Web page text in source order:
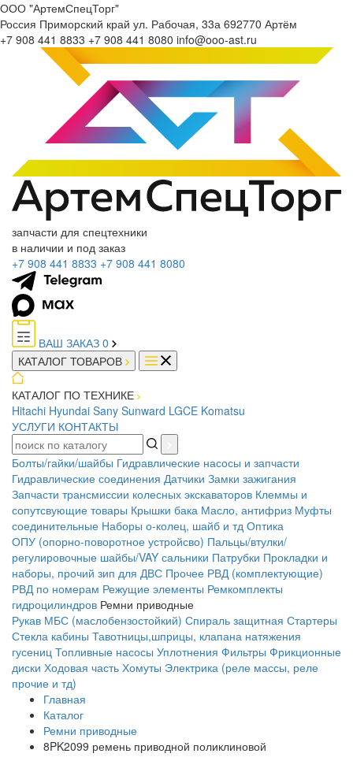
ООО "АртемСпецТорг"
Россия Приморский край ул. Рабочая, 33а 692770 Артём
+7 908 441 8833 +7 908 441 8080 info@ooo-ast.ru
запчасти для спецтехники
в наличии и под заказ
+7 908 441 8833 +7 908 441 8080
ВАШ ЗАКАЗ 0
КАТАЛОГ ТОВАРОВ
КАТАЛОГ ПО ТЕХНИКЕ
Hitachi Hyundai Sany Sunward LGCE Komatsu
УСЛУГИ КОНТАКТЫ
Болты/гайки/шайбы Гидравлические насосы и запчасти
Гидравлические соединения Датчики Замки зажигания
Запчасти трансмиссии колесных экскаваторов Клеммы и
сопутсвующие товары Крышки бака Масло, антифриз Муфты
соединительные Наборы о-колец, шайб и тд Оптика
ОПУ (опорно-поворотное устройсво) Пальцы/втулки/
регулировочные шайбы/VAY сальники Патрубки Прокладки и
наборы, прочий зип для ДВС Прочее РВД (комплектующие)
РВД по номерам Режущие элементы Ремкомплекты
гидроцилиндров Ремни приводные
Рукав МБС (маслобензостойкий) Спираль защитная Стартеры
Стекла кабины Тавотницы,шприцы, клапана натяжения
гусениц Топливные насосы Уплотнения Фильтры Фрикционные
диски Ходовая часть Хомуты Электрика (реле массы, реле
прочие и тд)
Главная
Каталог
Ремни приводные
8PK2099 ремень приводной поликлиновой